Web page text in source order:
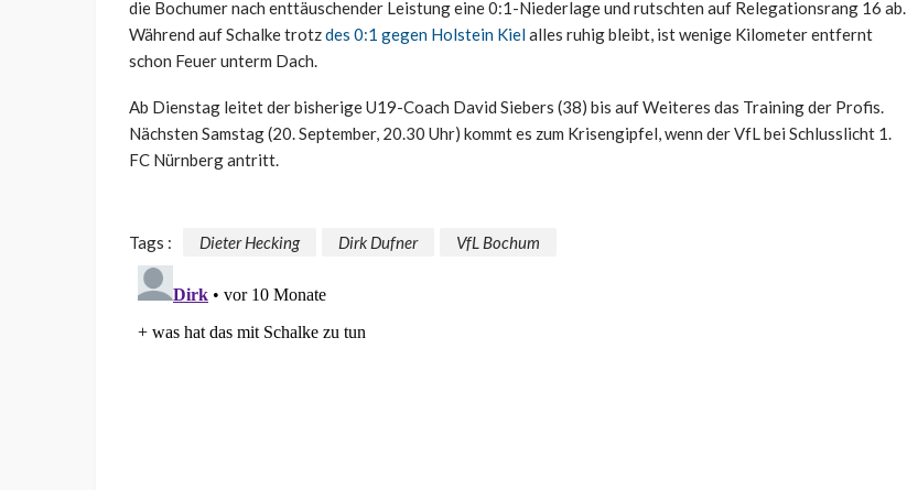
die Bochumer nach enttäuschender Leistung eine 0:1-Niederlage und rutschten auf Relegationsrang 16 ab.
Während auf Schalke trotzdes 0:1 gegen Holstein Kielalles ruhig bleibt, ist wenige Kilometer entfernt
schon Feuer unterm Dach.
Ab Dienstag leitet der bisherige U19-Coach David Siebers (38) bis auf Weiteres das Training der Profis.
Nächsten Samstag (20. September, 20.30 Uhr) kommt es zum Krisengipfel, wenn der VfL bei Schlusslicht 1.
FC Nürnberg antritt.
Tags : Dieter Hecking Dirk Dufner VfL Bochum